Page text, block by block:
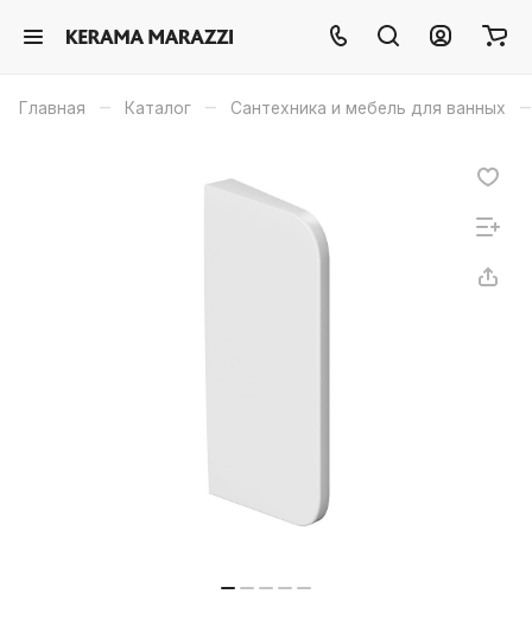
Главная – Каталог – Сантехника и мебель для ванных –